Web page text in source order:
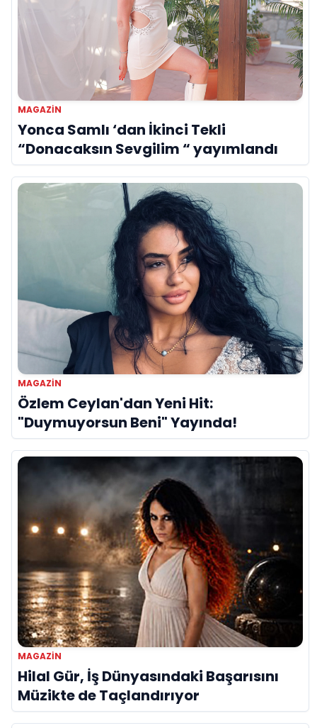
MAGAZIN
Yonca Samlı ‘dan İkinci Tekli
“Donacaksın Sevgilim “ yayımlandı
MAGAZIN
Özlem Ceylan'dan Yeni Hit:
"Duymuyorsun Beni" Yayında!
MAGAZIN
Hilal Gür, İş Dünyasındaki Başarısını
Müzikte de Taçlandırıyor